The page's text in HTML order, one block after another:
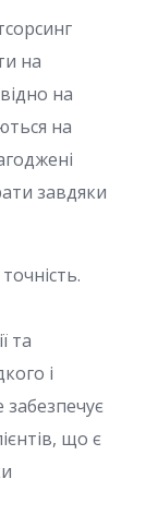
на
на
на
завдяки
та
і
що є